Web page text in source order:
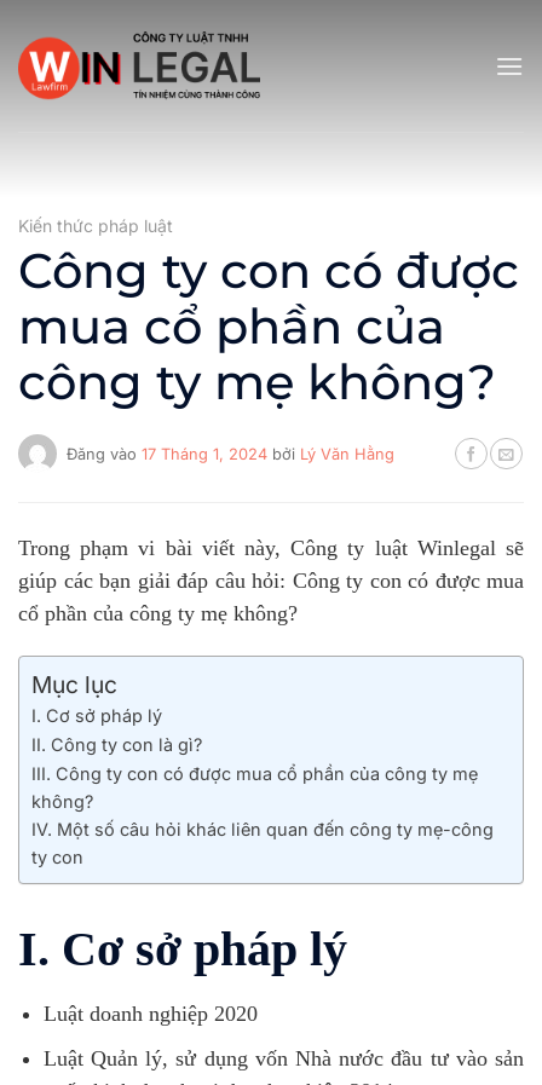
qua
nội
dung
Kiến thức pháp luật
Công ty con có được
mua cổ phần của
công ty mẹ không?
Đăng vào 17 Tháng 1, 2024 bởi Lý Văn Hằng
Trong phạm vi bài viết này, Công ty luật Winlegal sẽ
giúp các bạn giải đáp câu hỏi: Công ty con có được mua
cổ phần của công ty mẹ không?
Mục lục
I. Cơ sở pháp lý
II. Công ty con là gì?
III. Công ty con có được mua cổ phần của công ty mẹ
không?
IV. Một số câu hỏi khác liên quan đến công ty mẹ-công
ty con
I. Cơ sở pháp lý
Luật doanh nghiệp 2020
Luật Quản lý, sử dụng vốn Nhà nước đầu tư vào sản